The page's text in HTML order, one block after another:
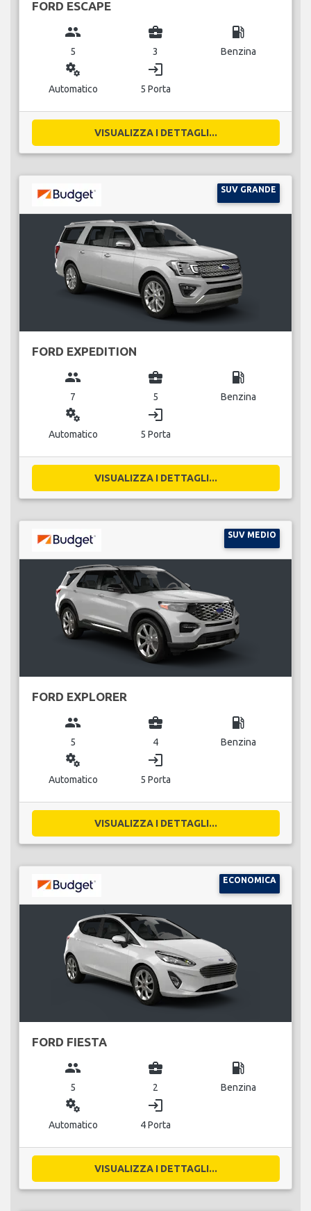
FORD ESCAPE
group
5
business_center
3
local_gas_station
Benzina
miscellaneous_services
Automatico
login
5 Porta
VISUALIZZA I DETTAGLI...
SUV GRANDE
FORD EXPEDITION
group
7
business_center
5
local_gas_station
Benzina
miscellaneous_services
Automatico
login
5 Porta
VISUALIZZA I DETTAGLI...
SUV MEDIO
FORD EXPLORER
group
5
business_center
4
local_gas_station
Benzina
miscellaneous_services
Automatico
login
5 Porta
VISUALIZZA I DETTAGLI...
ECONOMICA
FORD FIESTA
group
5
business_center
2
local_gas_station
Benzina
miscellaneous_services
Automatico
login
4 Porta
VISUALIZZA I DETTAGLI...